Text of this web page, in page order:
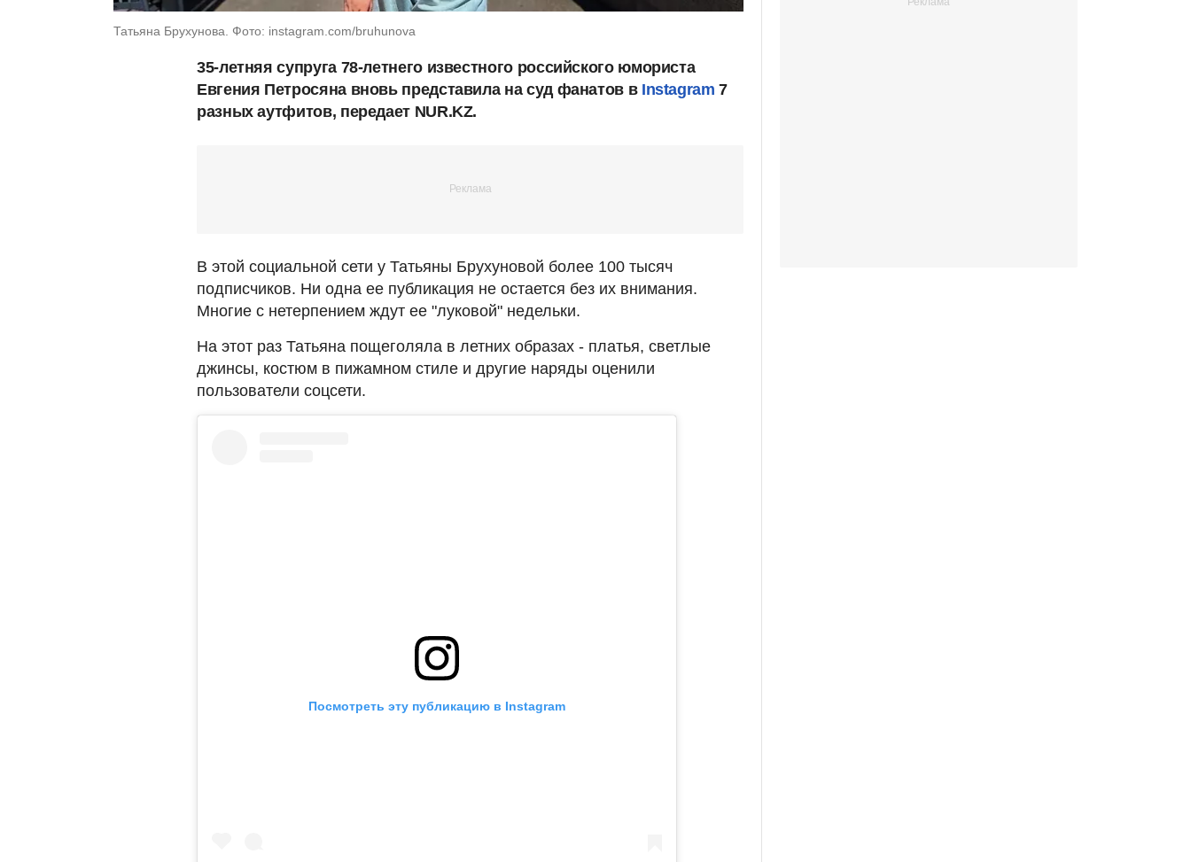
Татьяна Брухунова. Фото: instagram.com/bruhunova
35-летняя супруга 78-летнего известного российского юмориста
Евгения Петросяна вновь представила на суд фанатов в Instagram 7
разных аутфитов, передает NUR.KZ.
В этой социальной сети у Татьяны Брухуновой более 100 тысяч
подписчиков. Ни одна ее публикация не остается без их внимания.
Многие с нетерпением ждут ее "луковой" недельки.
На этот раз Татьяна пощеголяла в летних образах - платья, светлые
джинсы, костюм в пижамном стиле и другие наряды оценили
пользователи соцсети.
Посмотреть эту публикацию в Instagram